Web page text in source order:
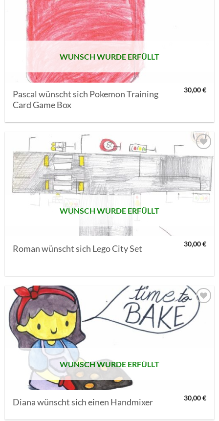
WUNSCH WURDE ERFÜLLT
Pascal wünscht sich Pokemon Training
Card Game Box
30,00€
AUF MEINE
MERKLISTE
SETZEN
WUNSCH WURDE ERFÜLLT
Roman wünscht sich Lego City Set 30,00€
AUF MEINE
MERKLISTE
SETZEN
WUNSCH WURDE ERFÜLLT
Diana wünscht sich einen Handmixer 30,00€